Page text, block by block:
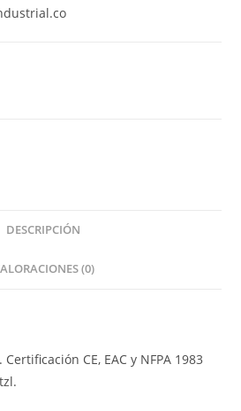
DESCRIPCIÓN
(0)
CE, EAC y NFPA 1983